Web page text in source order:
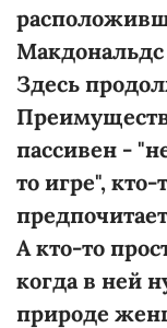
Здесь
пассивен -
то игре",
А кто-то
когда в ней
природе